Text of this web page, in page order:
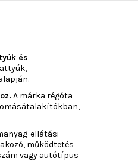
és
A márka régóta
ellátási
működtetés
vagy autótípus